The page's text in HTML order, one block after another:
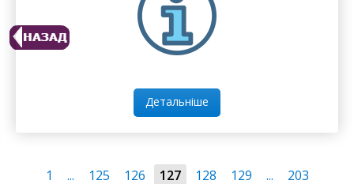
Детальніше
1 ... 125 126 127 128 129 ... 203